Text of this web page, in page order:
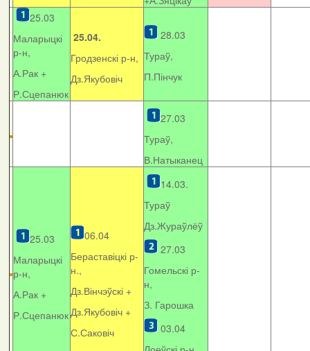
25.03
Маларыцкі
р-н,
А.Рак +
Р.Сцепанюк
25.04.
Гродзенскі р-н,
Дз.Якубовіч
28.03
Тураў,
П.Пінчук
27.03
Тураў,
В.Натыканец
25.03
Маларыцкі
р-н,
А.Рак +
Р.Сцепанюк
06.04
Бераставіцкі р-
н.,
Дз.Вінчэўскі +
Дз.Якубовіч +
С.Саковіч
14.03.
Тураў
Дз.Жураўлёў
27.03
Гомельскі р-
н,
З. Гарошка
03.04